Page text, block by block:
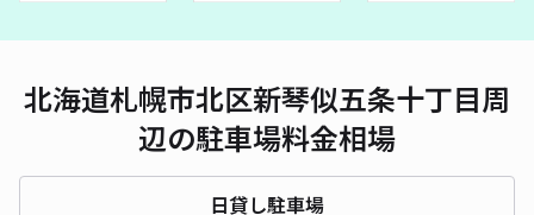
北海道札幌市北区新琴似五条十丁目周
辺の駐車場料金相場
日貸し駐車場